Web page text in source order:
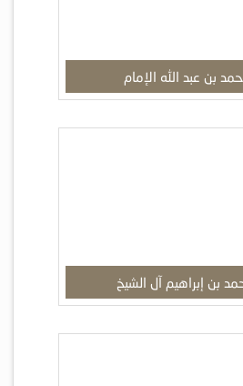
بن عبد الله الإمام
بن إبراهيم آل الشيخ